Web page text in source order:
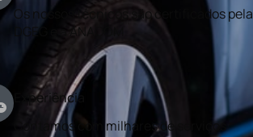
Os nossos técnicos são certificados pela
DGEG e a ANACOM
Experiência
Contamos com milhares de serviços